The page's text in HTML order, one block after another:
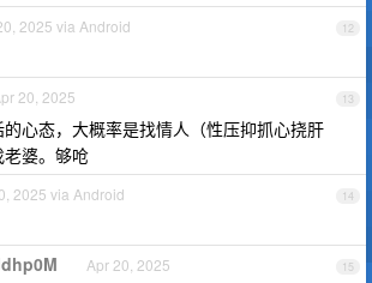
12
2025 via Android
13
20, 2025
心态，大概率是找情人（性压抑抓心挠肝
婆。够呛
14
2025 via Android
15
Apr 20, 2025